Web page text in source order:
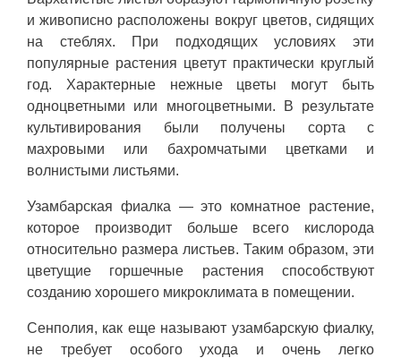
и живописно расположены вокруг цветов, сидящих
на стеблях. При подходящих условиях эти
популярные растения цветут практически круглый
год. Характерные нежные цветы могут быть
одноцветными или многоцветными. В результате
культивирования были получены сорта с
махровыми или бахромчатыми цветками и
волнистыми листьями.
Узамбарская фиалка — это комнатное растение,
которое производит больше всего кислорода
относительно размера листьев. Таким образом, эти
цветущие горшечные растения способствуют
созданию хорошего микроклимата в помещении.
Сенполия, как еще называют узамбарскую фиалку,
не требует особого ухода и очень легко